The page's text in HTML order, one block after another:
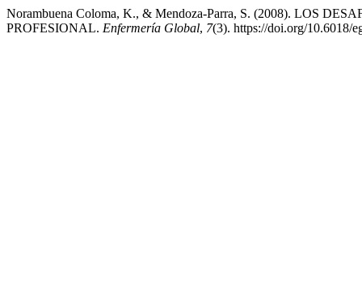
Norambuena Coloma, K., & Mendoza-Parra, S. (2008). LOS
PROFESIONAL. Enfermería Global, 7(3). https://doi.org/10.6018/